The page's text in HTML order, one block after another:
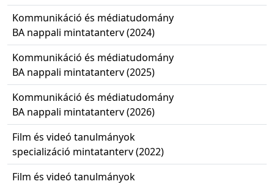
Kommunikáció és médiatudomány
BA nappali mintatanterv (2024)
Kommunikáció és médiatudomány
BA nappali mintatanterv (2025)
Kommunikáció és médiatudomány
BA nappali mintatanterv (2026)
Film és videó tanulmányok
specializáció mintatanterv (2022)
Film és videó tanulmányok